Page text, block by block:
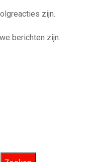
zijn.
berichten zijn.